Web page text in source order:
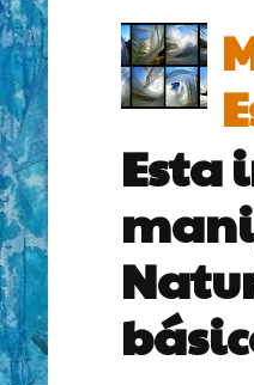
Esta